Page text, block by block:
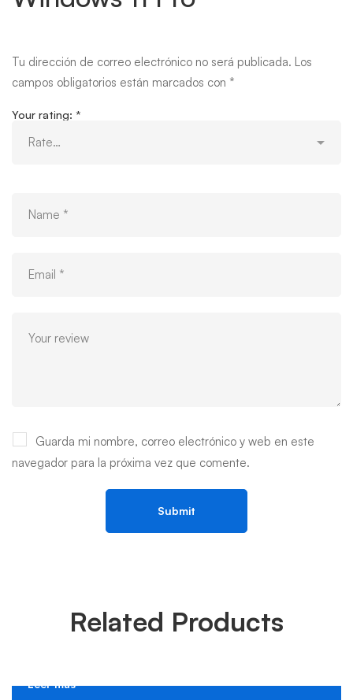
Tu dirección de correo electrónico no será publicada. Los
campos obligatorios están marcados con *
Your rating: *
Guarda mi nombre, correo electrónico y web en este
navegador para la próxima vez que comente.
Related Products
Leer más